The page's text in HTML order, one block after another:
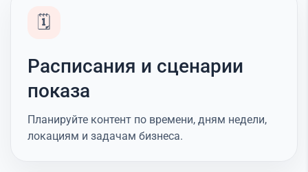
🗓️
Расписания и сценарии
показа
Планируйте контент по времени, дням недели,
локациям и задачам бизнеса.